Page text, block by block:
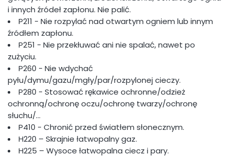
i innych źródeł zapłonu. Nie palić.
P211 - Nie rozpylać nad otwartym ogniem lub innym
źródłem zapłonu.
P251 - Nie przekłuwać ani nie spalać, nawet po
zużyciu.
P260 - Nie wdychać
pyłu/dymu/gazu/mgły/par/rozpylonej cieczy.
P280 - Stosować rękawice ochronne/odzież
ochronną/ochronę oczu/ochronę twarzy/ochronę
słuchu/…
P410 - Chronić przed światłem słonecznym.
H220 – Skrajnie łatwopalny gaz.
H225 – Wysoce łatwopalna ciecz i pary.